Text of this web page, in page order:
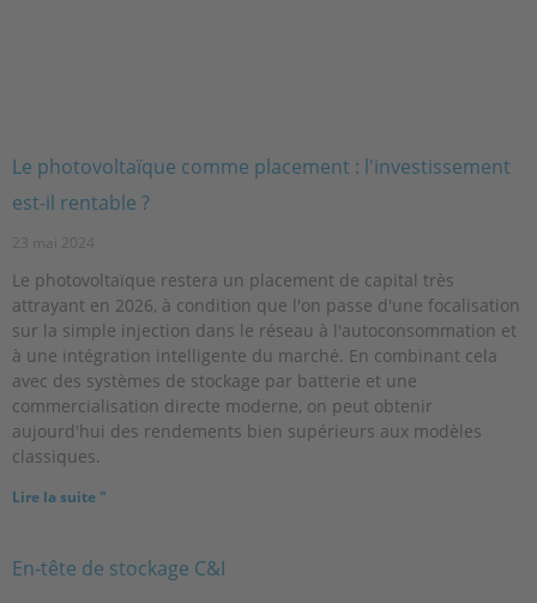
Le photovoltaïque comme placement : l'investissement
est-il rentable ?
23 mai 2024
Le photovoltaïque restera un placement de capital très
attrayant en 2026, à condition que l'on passe d'une focalisation
sur la simple injection dans le réseau à l'autoconsommation et
à une intégration intelligente du marché. En combinant cela
avec des systèmes de stockage par batterie et une
commercialisation directe moderne, on peut obtenir
aujourd'hui des rendements bien supérieurs aux modèles
classiques.
Lire la suite "